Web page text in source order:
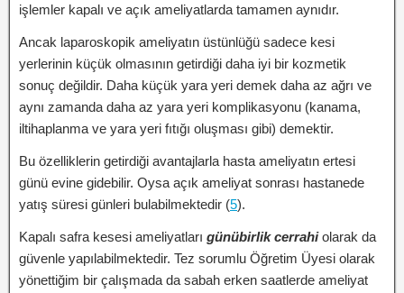
işlemler kapalı ve açık ameliyatlarda tamamen aynıdır.
Ancak laparoskopik ameliyatın üstünlüğü sadece kesi
yerlerinin küçük olmasının getirdiği daha iyi bir kozmetik
sonuç değildir. Daha küçük yara yeri demek daha az ağrı ve
aynı zamanda daha az yara yeri komplikasyonu (kanama,
iltihaplanma ve yara yeri fıtığı oluşması gibi) demektir.
Bu özelliklerin getirdiği avantajlarla hasta ameliyatın ertesi
günü evine gidebilir. Oysa açık ameliyat sonrası hastanede
yatış süresi günleri bulabilmektedir (5).
Kapalı safra kesesi ameliyatları günübirlik cerrahiolarak da
güvenle yapılabilmektedir. Tez sorumlu Öğretim Üyesi olarak
yönettiğim bir çalışmada da sabah erken saatlerde ameliyat